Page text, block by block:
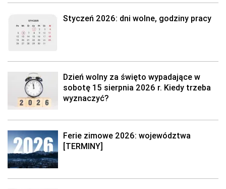
Styczeń 2026: dni wolne, godziny pracy
Dzień wolny za święto wypadające w
sobotę 15 sierpnia 2026 r. Kiedy trzeba
wyznaczyć?
Ferie zimowe 2026: województwa
[TERMINY]